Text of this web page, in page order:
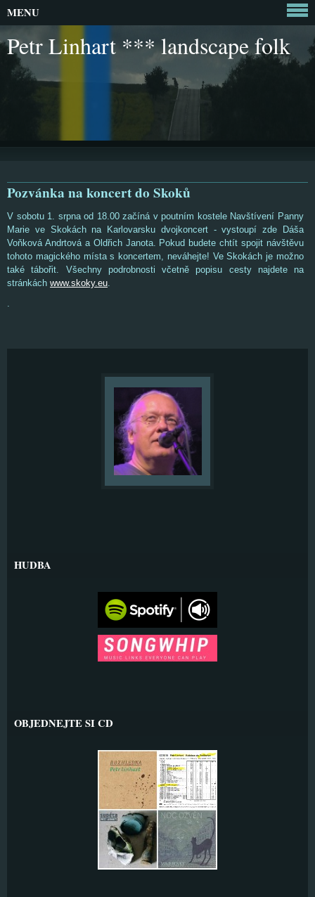
Petr Linhart *** landscape folk
Pozvánka na koncert do Skoků
V sobotu 1. srpna od 18.00 začíná v poutním kostele Navštívení Panny
Marie ve Skokách na Karlovarsku dvojkoncert - vystoupí zde Dáša
Voňková Andrtová a Oldřich Janota. Pokud budete chtít spojit návštěvu
tohoto magického místa s koncertem, neváhejte! Ve Skokách je možno
také tábořit. Všechny podrobnosti včetně popisu cesty najdete na
stránkách www.skoky.eu.
.
MENU
HUDBA
OBJEDNEJTE SI CD